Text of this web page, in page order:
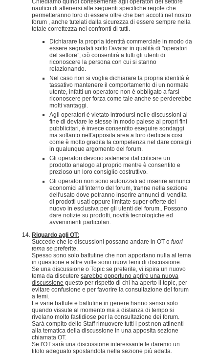
nautico di attenersi alle seguenti specifiche regole che
permetteranno loro di essere oltre che ben accolti nel nostro
forum , anche tutelati dalla sicurezza di essere sempre nella
totale correttezza nei confronti di tutti.
Dichiarare la propria identità commerciale in modo da
essere segnalati sotto l'avatar in qualità di "operatori
del settore”; ciò consentirà a tutti gli utenti di
riconoscere la persona con cui si stanno
relazionando.
Nel caso non si voglia dichiarare la propria identità è
tassativo mantenere il comportamento di un normale
utente, infatti un operatore non è obbligato a farsi
riconoscere per forza come tale anche se perderebbe
molti vantaggi.
Agli operatori è vietato introdursi nelle discussioni al
fine di deviare le stesse in modo palese ai propri fini
pubblicitari, è invece consentito eseguire sondaggi
ma soltanto nell'apposita area a loro dedicata cosi
come è molto gradita la competenza nel dare consigli
in qualunque argomento del forum.
Gli operatori devono astenersi dal criticare un
prodotto analogo al proprio mentre è consentito e
prezioso un loro consiglio costruttivo.
Gli operatori non sono autorizzati ad inserire annunci
economici all'interno del forum, tranne nella sezione
dell'usato dove potranno inserire annunci di vendita
di prodotti usati oppure limitate super-offerte del
nuovo in esclusiva per gli utenti del forum.. Possono
dare notizie su prodotti, novità tecnologiche ed
avvenimenti particolari.
Riguardo agli OT:
Succede che le discussioni possano andare in OT o fuori
tema se preferite.
Spesso sono solo battutine che non apportano nulla al tema
in questione e altre volte sono nuovi temi di discussione.
Se una discussione o Topic se preferite, vi ispira un nuovo
tema da discutere sarebbe opportuno aprire una nuova
discussione questo per rispetto di chi ha aperto il topic, per
evitare confusione e per favorire la consultazione del forum
a temi.
Le varie battute e battutine in genere hanno senso solo
quando vissute al momento ma a distanza di tempo si
rivelano molto fastidiose per la consultazione dei forum.
Sarà compito dello Staff rimuovere tutti i post non attinenti
alla tematica della discussione in una apposita sezione
chiamata OT.
Se l'OT sarà una discussione interessante le daremo un
titolo adeguato spostandola nella sezione più adatta.